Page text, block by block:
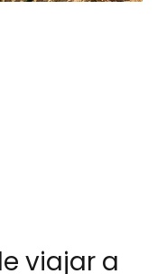
viajar a